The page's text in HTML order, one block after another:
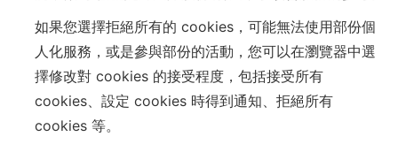
如果您選擇拒絕所有的 cookies，可能無法使用部份個
人化服務，或是參與部份的活動，您可以在瀏覽器中選
擇修改對 cookies 的接受程度，包括接受所有
cookies、設定 cookies 時得到通知、拒絕所有
cookies 等。